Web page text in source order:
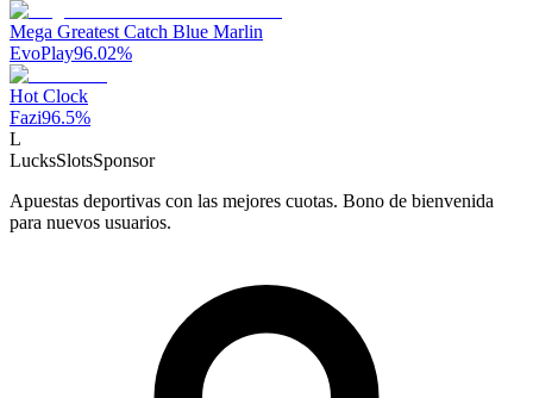
Mega Greatest Catch Blue Marlin
EvoPlay96.02%
Hot Clock
Fazi96.5%
L
LucksSlotsSponsor
Apuestas deportivas con las mejores cuotas. Bono de bienvenida
para nuevos usuarios.